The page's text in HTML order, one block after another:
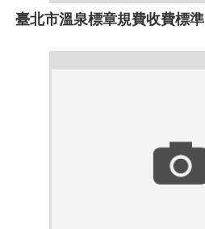
臺北市溫泉標章規費收費標準